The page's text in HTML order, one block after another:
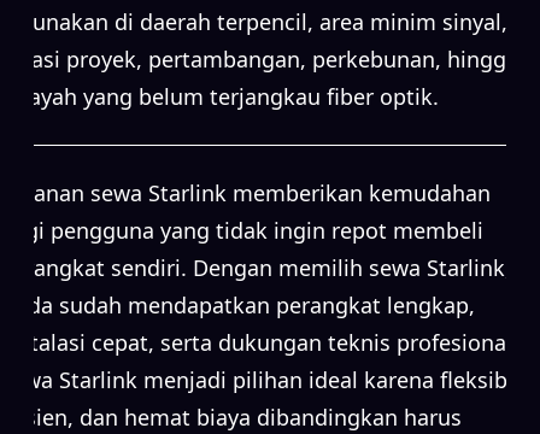
digunakan di daerah terpencil, area minim sinyal,
lokasi proyek, pertambangan, perkebunan, hingga
wilayah yang belum terjangkau fiber optik.
Layanan sewa Starlink memberikan kemudahan
bagi pengguna yang tidak ingin repot membeli
perangkat sendiri. Dengan memilih sewa Starlink,
Anda sudah mendapatkan perangkat lengkap,
instalasi cepat, serta dukungan teknis profesional.
Sewa Starlink menjadi pilihan ideal karena fleksibel,
efisien, dan hemat biaya dibandingkan harus